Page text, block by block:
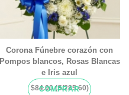
Corona Fúnebre corazón con
Pompos blancos, Rosas Blancas
e Iris azul
$84.00 (S/285.60)
COMPRAR